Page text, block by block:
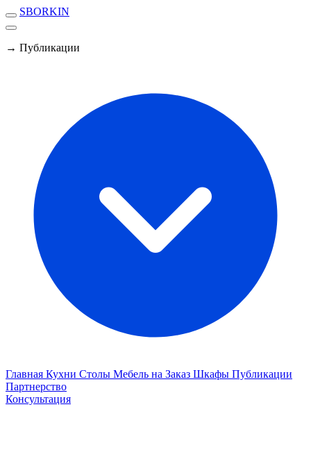
SBORKIN
→ Публикации
Главная Кухни Столы Мебель на Заказ Шкафы Публикации
Партнерство
Консультация